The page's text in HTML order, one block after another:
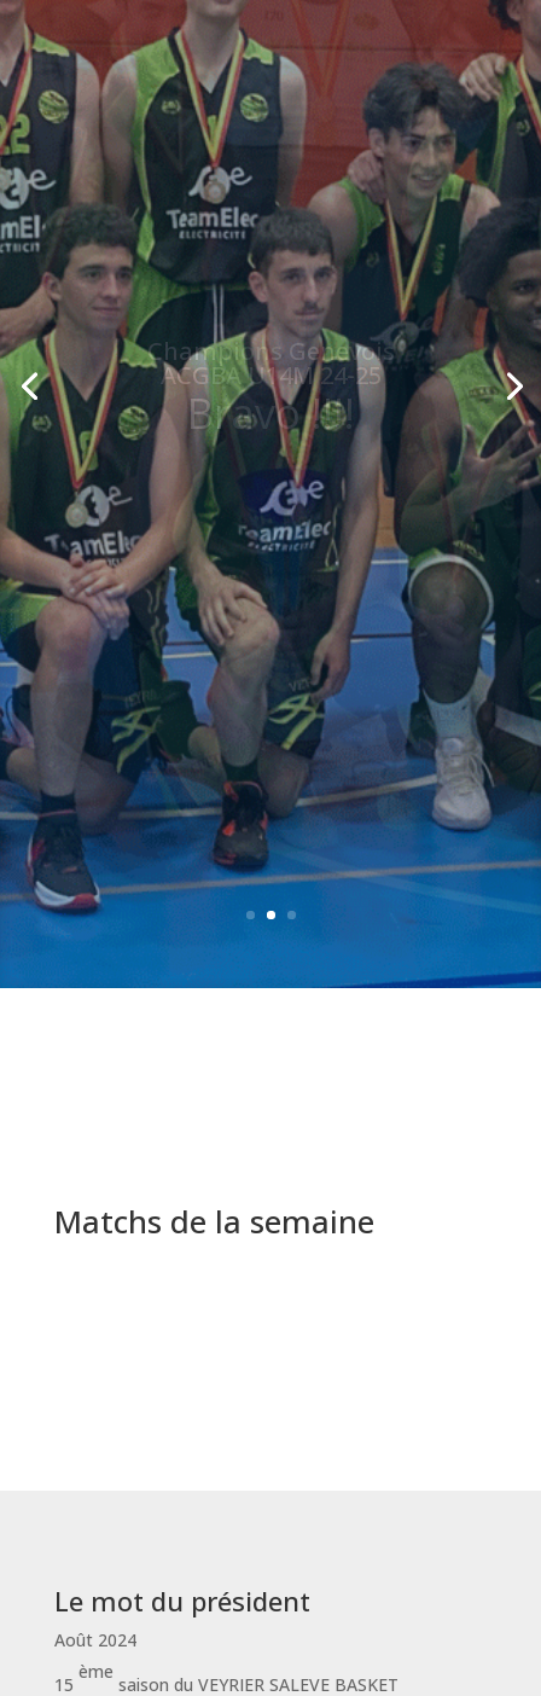
Champions Genevois
ACGBA U20M 24-25
Bravo !!!!
Matchs de la semaine
Le mot du président
Août 2024
15
ème
saison du VEYRIER SALEVE BASKET